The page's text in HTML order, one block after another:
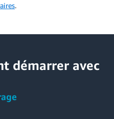
.
démarrer avec